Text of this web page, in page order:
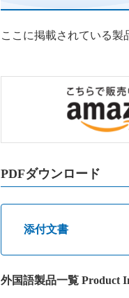
ここに掲載されている製
PDFダウンロード
添付文書
外国語製品一覧 Product